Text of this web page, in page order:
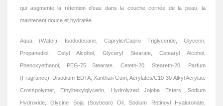
qui augmente la rétention d’eau dans la couche cornée de la peau, la
maintenant douce et hydratée.
Aqua (Water), Isododecane, Caprylic/Capric Triglyceride, Glycerin,
Propanediol, Cetyl Alcohol, Glyceryl Stearate, Cetearyl Alcohol,
Phenoxyethanol, PEG-75 Stearate, Ceteth-20, Steareth-20, Parfum
(Fragrance), Disodium EDTA, Xanthan Gum, Acrylates/C10-30 Alkyl Acrylate
Crosspolymer, Ethylhexylglycerin, Hydrolyzed Jojoba Esters, Sodium
Hydroxide, Glycine Soja (Soybean) Oil, Sodium Retinoyl Hyaluronate,